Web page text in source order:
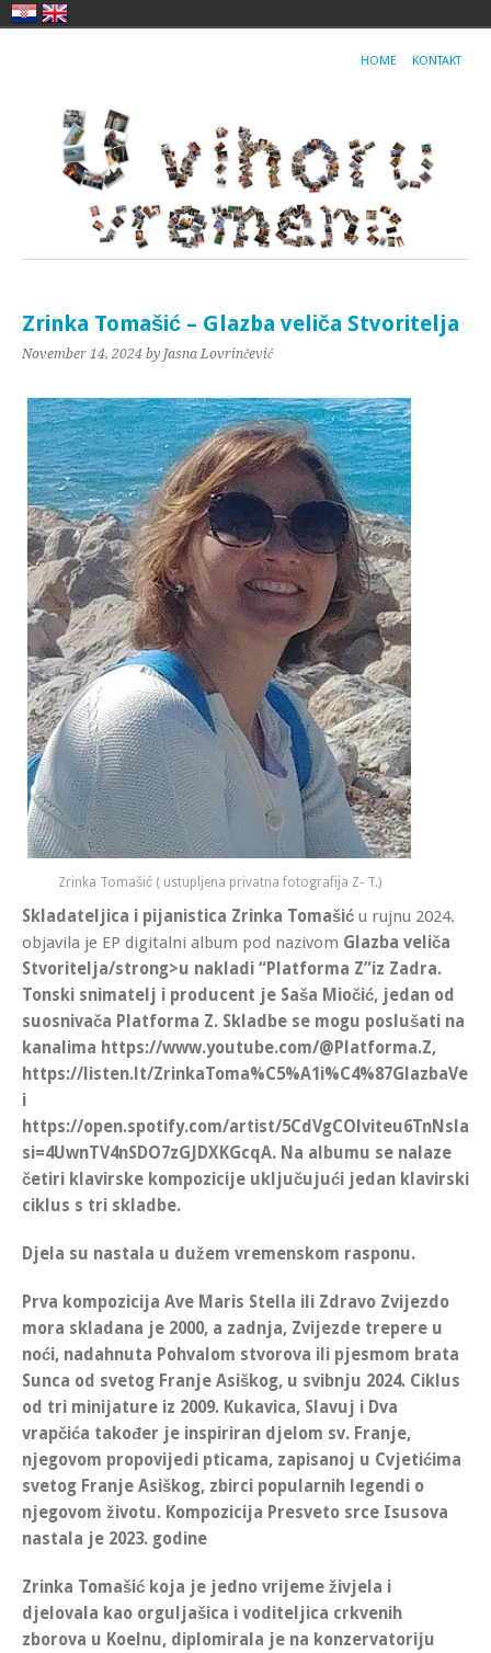
HOME KONTAKT
Zrinka Tomašić – Glazba veliča Stvoritelja
November 14, 2024 by Jasna Lovrinčević
Zrinka Tomašić ( ustupljena privatna fotografija Z- T.)
Skladateljica i pijanistica Zrinka Tomašić u rujnu 2024.
objavila je EP digitalni album pod nazivom Glazba veliča
Stvoritelja/strong>u nakladi “Platforma Z”iz Zadra.
Tonski snimatelj i producent je Saša Miočić, jedan od
suosnivača Platforma Z. Skladbe se mogu poslušati na
kanalima https://www.youtube.com/@Platforma.Z,
https://listen.lt/
i
https://open.spotify.com/artist/
si=4UwnTV4nSDO7zGJDXKGcqA. Na albumu se nalaze
četiri klavirske kompozicije uključujući jedan klavirski
ciklus s tri skladbe.
Djela su nastala u dužem vremenskom rasponu.
Prva kompozicija Ave Maris Stella ili Zdravo Zvijezdo
mora skladana je 2000, a zadnja, Zvijezde trepere u
noći, nadahnuta Pohvalom stvorova ili pjesmom brata
Sunca od svetog Franje Asiškog, u svibnju 2024. Ciklus
od tri minijature iz 2009. Kukavica, Slavuj i Dva
vrapčića također je inspiriran djelom sv. Franje,
njegovom propovijedi pticama, zapisanoj u Cvjetićima
svetog Franje Asiškog, zbirci popularnih legendi o
njegovom životu. Kompozicija Presveto srce Isusova
nastala je 2023. godine
Zrinka Tomašić koja je jedno vrijeme živjela i
djelovala kao orguljašica i voditeljica crkvenih
zborova u Koelnu, diplomirala je na konzervatoriju